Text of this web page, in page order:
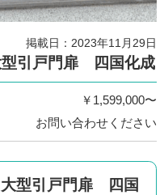
掲載日：2023年11月29日
引戸門扉 四国化成
￥1,599,000〜
お問い合わせください
型引戸門扉 四国